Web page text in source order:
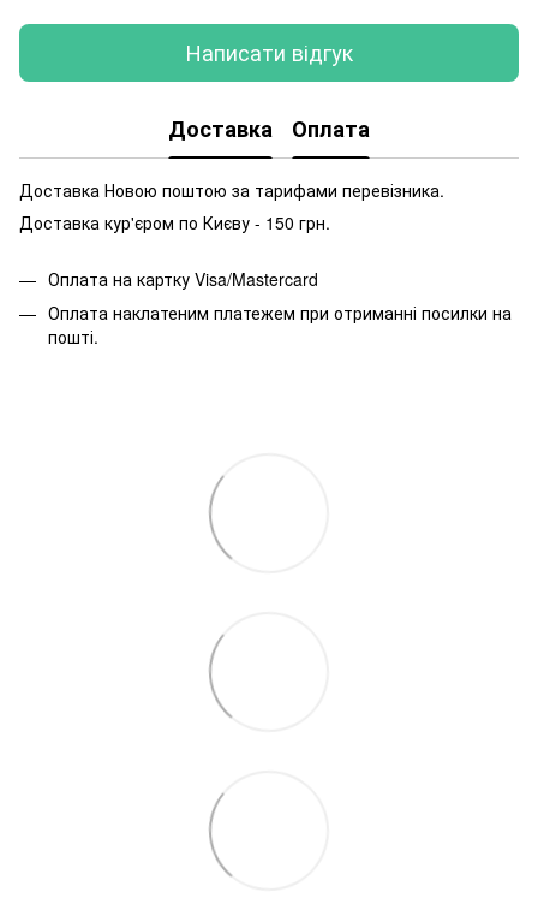
Написати відгук
Доставка Оплата
Доставка Новою поштою за тарифами перевізника.
Доставка кур'єром по Києву - 150 грн.
Оплата на картку Visa/Mastercard
Оплата наклатеним платежем при отриманні посилки на
пошті.